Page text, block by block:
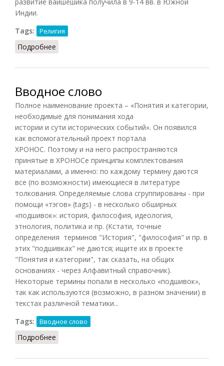
Индии.
Tags:
Религия
Подробнее
Вводное слово
Полное наименование проекта – «Понятия и категории,
необходимые для понимания хода
истории и сути исторических событий». Он появился
как вспомогательный проект портала
ХРОНОС. Поэтому и на него распространяются
принятые в ХРОНОСе принципы комплектования
материалами, а именно: по каждому термину даются
все (по возможности) имеющиеся в литературе
толкования. Определяемые слова сгруппированы - при
помощи «тэгов» (tags) - в несколько обширных
«подшивок»: история, философия, идеология,
этнология, политика и пр. (Кстати, точные
определения терминов "История", "философия" и пр. в
этих "подшивках" не даются; ищите их в проекте
"Понятия и категории", так сказать, на общих
основаниях - через Алфавитный справочник).
Некоторые термины попали в несколько «подшивок»,
так как используются (возможно, в разном значении) в
текстах различной тематики...
Tags:
Вводное слово
Подробнее